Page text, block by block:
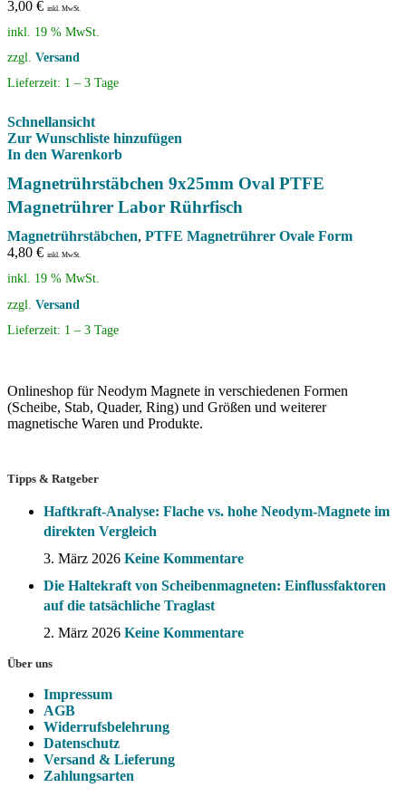
3,00 € inkl. MwSt.
inkl. 19 % MwSt.
zzgl. Versand
Lieferzeit: 1 – 3 Tage
Schnellansicht
Zur Wunschliste hinzufügen
In den Warenkorb
Magnetrührstäbchen 9x25mm Oval PTFE
Magnetrührer Labor Rührfisch
Magnetrührstäbchen, PTFE Magnetrührer Ovale Form
4,80 € inkl. MwSt.
inkl. 19 % MwSt.
zzgl. Versand
Lieferzeit: 1 – 3 Tage
Onlineshop für Neodym Magnete in verschiedenen Formen
(Scheibe, Stab, Quader, Ring) und Größen und weiterer
magnetische Waren und Produkte.
Tipps & Ratgeber
Haftkraft-Analyse: Flache vs. hohe Neodym-Magnete im
direkten Vergleich
3. März 2026 Keine Kommentare
Die Haltekraft von Scheibenmagneten: Einflussfaktoren
auf die tatsächliche Traglast
2. März 2026 Keine Kommentare
Über uns
Impressum
AGB
Widerrufsbelehrung
Datenschutz
Versand & Lieferung
Zahlungsarten